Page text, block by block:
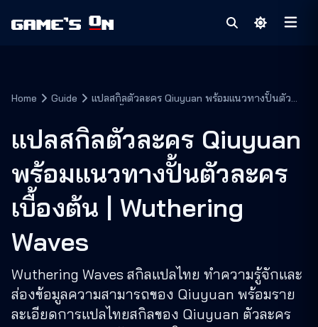
Home Guide
แปลสกิลตัวละคร Qiuyuan พร้อมแนวทางปั้นตัว
แปลสกิลตัวละคร Qiuyuan
พร้อมแนวทางปั้นตัวละคร
เบื้องต้น | Wuthering
Waves
Wuthering Waves สกิลแปลไทย ทำความรู้จักและ
ส่องข้อมูลความสามารถของ Qiuyuan พร้อมราย
ละเอียดการแปลไทยสกิลของ Qiuyuan ตัวละคร